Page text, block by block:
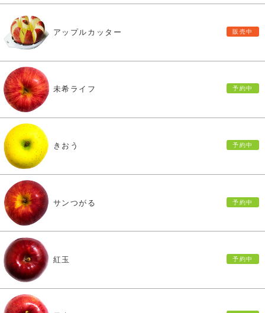
アップルカッター
未希ライフ
きおう
サンつがる
紅玉